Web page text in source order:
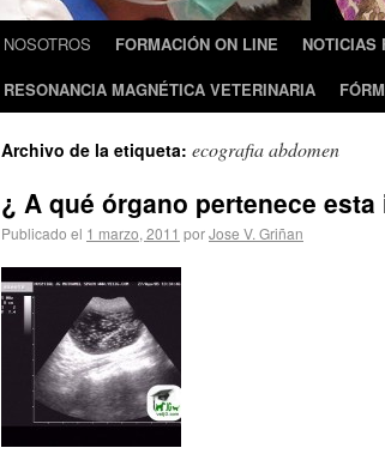
NOSOTROS FORMACIÓN ON LINE NOTICIAS
RESONANCIA MAGNÉTICA VETERINARIA
Archivo de la etiqueta: ecografia abdomen
¿ A qué órgano pertenece
Publicado el 1 marzo, 2011 porJose V. Griñan